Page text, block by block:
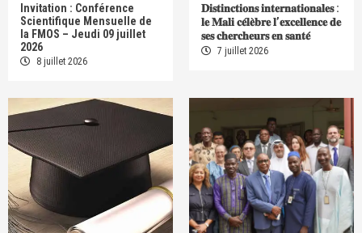
Invitation : Conférence
Scientifique Mensuelle de
la FMOS – Jeudi 09 juillet
2026
8 juillet 2026
𝐃𝐢𝐬𝐭𝐢𝐧𝐜𝐭𝐢𝐨𝐧𝐬 𝐢𝐧𝐭𝐞𝐫𝐧𝐚𝐭𝐢𝐨𝐧𝐚𝐥𝐞𝐬 :
𝐥𝐞 𝐌𝐚𝐥𝐢 𝐜𝐞́𝐥𝐞̀𝐛𝐫𝐞 𝐥’𝐞𝐱𝐜𝐞𝐥𝐥𝐞𝐧𝐜𝐞 𝐝𝐞
𝐬𝐞𝐬 𝐜𝐡𝐞𝐫𝐜𝐡𝐞𝐮𝐫𝐬 𝐞𝐧 𝐬𝐚𝐧𝐭𝐞́
7 juillet 2026